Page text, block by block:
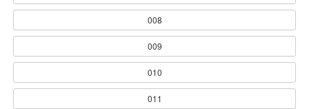
008
009
010
011